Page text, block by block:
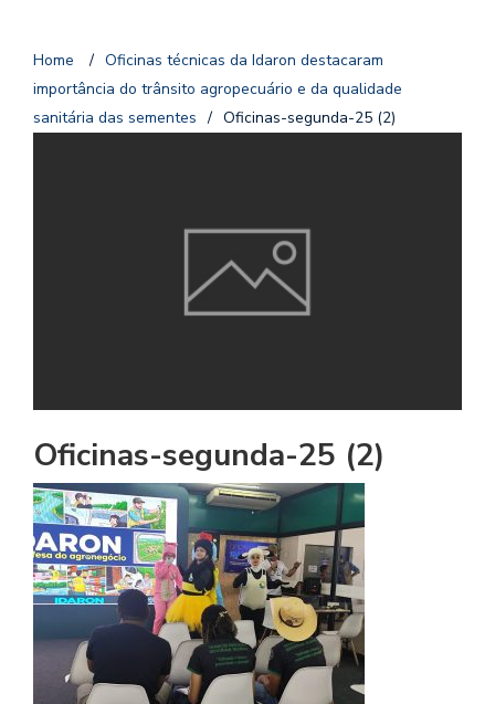
Home / Oficinas técnicas da Idaron destacaram
importância do trânsito agropecuário e da qualidade
sanitária das sementes / Oficinas-segunda-25 (2)
Oficinas-segunda-25 (2)